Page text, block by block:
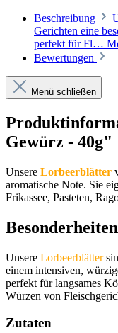
Beschreibung
Gerichten eine
perfekt für Fl…
Bewertungen
Menü schließen
Gewürz - 40g"
Unsere Lorbeerblätter
aromatische Note. Sie
Frikassee, Pasteten,
Unsere Lorbeerblätter
einem intensiven,
perfekt für langsames
Würzen von
Zutaten